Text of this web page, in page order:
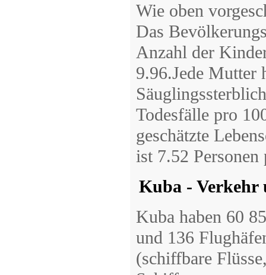
Wie oben
Das
Anzahl der
9.96.Jede Mutter
Todesfälle pro
geschätzte
ist 7.52
Kuba - Verkehr
Kuba haben 60
und 136
(schiffbare